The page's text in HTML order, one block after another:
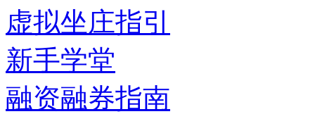
虚拟坐庄指引
新手学堂
融资融券指南